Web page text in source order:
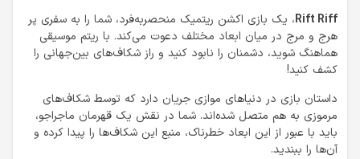
Rift Riff، یک بازی اکشن ریتمیک منحصربه‌فرد، شما را به سفری پر
هرج و مرج در میان ابعاد مختلف دعوت می‌کند. با ریتم موسیقی
هماهنگ شوید، دشمنان را نابود کنید و راز شکاف‌های بین‌جهانی را
کشف کنید!
داستان بازی در دنیاهای موازی جریان دارد که توسط شکاف‌های
مرموزی به هم متصل شده‌اند. شما در نقش یک قهرمان ماجراجو،
باید با عبور از این ابعاد خطرناک، منبع این شکاف‌ها را پیدا کرده و
آن‌ها را ببندید.